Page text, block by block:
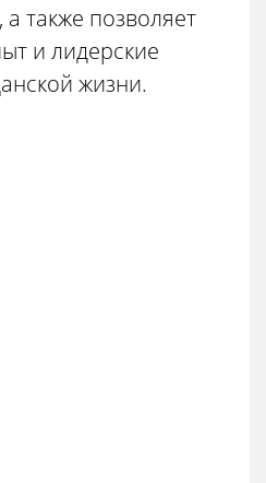
а также позволяет
и лидерские
жизни.